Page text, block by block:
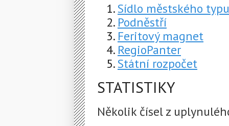
Sídlo městského
Podněstří
Feritový magnet
RegioPanter
Státní rozpočet
STATISTIKY
Několik čísel z